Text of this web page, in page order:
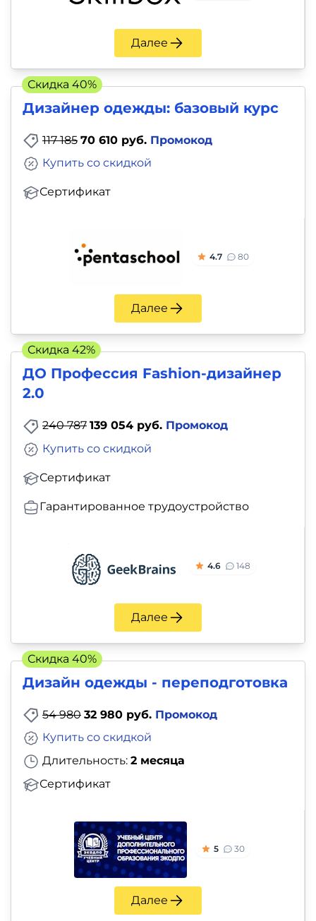
Далее
Дизайнер одежды: базовый курс
117 185 70 610 руб. Промокод
Сертификат
Купить со скидкой
4.7 80
Далее
Скидка 40%
ДО Профессия Fashion-дизайнер
2.0
240 787 139 054 руб. Промокод
Сертификат
Купить со скидкой
Гарантированное трудоустройство
4.6 148
Далее
Скидка 42%
Дизайн одежды - переподготовка
54 980 32 980 руб. Промокод
Длительность: 2 месяца
Сертификат
Купить со скидкой
5 30
Далее
Скидка 40%